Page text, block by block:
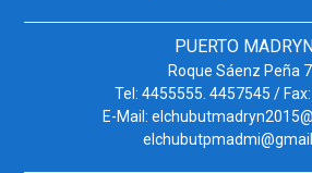
PUERTO
Roque Sáenz Peña
Tel: 4455555. 4457545 /
E-Mail: